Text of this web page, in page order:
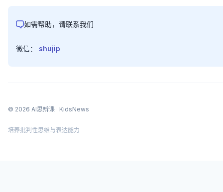
如需帮助，请联系我们
微信： shujip
© 2026 AI思辨课 · KidsNews
培养批判性思维与表达能力